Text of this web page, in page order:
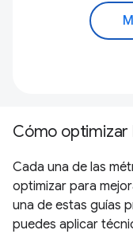
Cómo optimizar
Cada una de las
optimizar para
una de estas guías
puedes aplicar